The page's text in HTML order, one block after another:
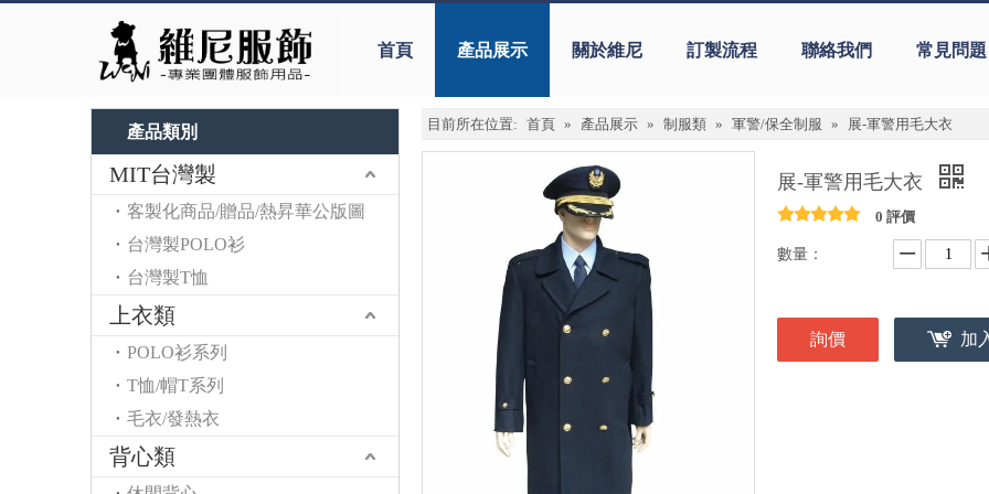
首頁 產品展示 關於維尼 訂製流程 聯絡我們 常見問題
產品類別
MIT台灣製
客製化商品/贈品/熱昇華公版圖
台灣製POLO衫
台灣製T恤
上衣類
POLO衫系列
T恤/帽T系列
毛衣/發熱衣
背心類
目前所在位置: 首頁 » 產品展示 » 制服類 » 軍警/保全制服 » 展-軍警用毛大衣
展-軍警用毛大衣
0 評價
數量：
詢價 加